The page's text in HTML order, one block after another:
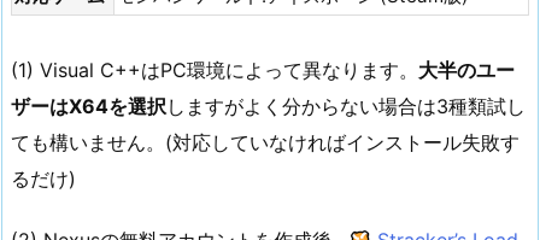
(1) Visual C++はPC環境によって異なります。 大半のユー
ザーはX64を選択しますがよく分からない場合は3種類試し
ても構いません。(対応していなければインストール失敗す
るだけ)